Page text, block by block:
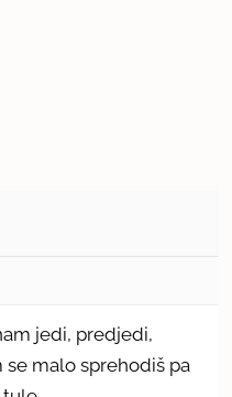
jedi, predjedi,
malo sprehodiš pa